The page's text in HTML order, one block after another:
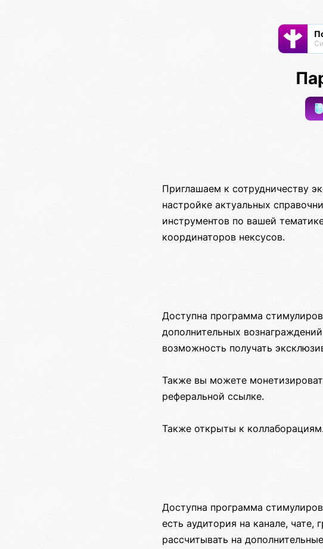
Приглашаем к сотрудничеству
настройке актуальных
инструментов по вашей
координаторов нексусов.
Доступна программа
дополнительных
возможность получать
Также вы можете
реферальной ссылке.
Также открыты к
Доступна программа
есть аудитория на канале,
рассчитывать на